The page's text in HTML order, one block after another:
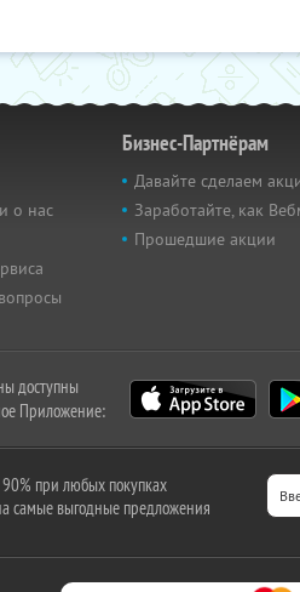
о нас
Бизнес-Партнёрам
Давайте сделаем
Заработайте, как
Прошедшие акции
доступны
Приложение:
при любых покупках
самые выгодные предложения